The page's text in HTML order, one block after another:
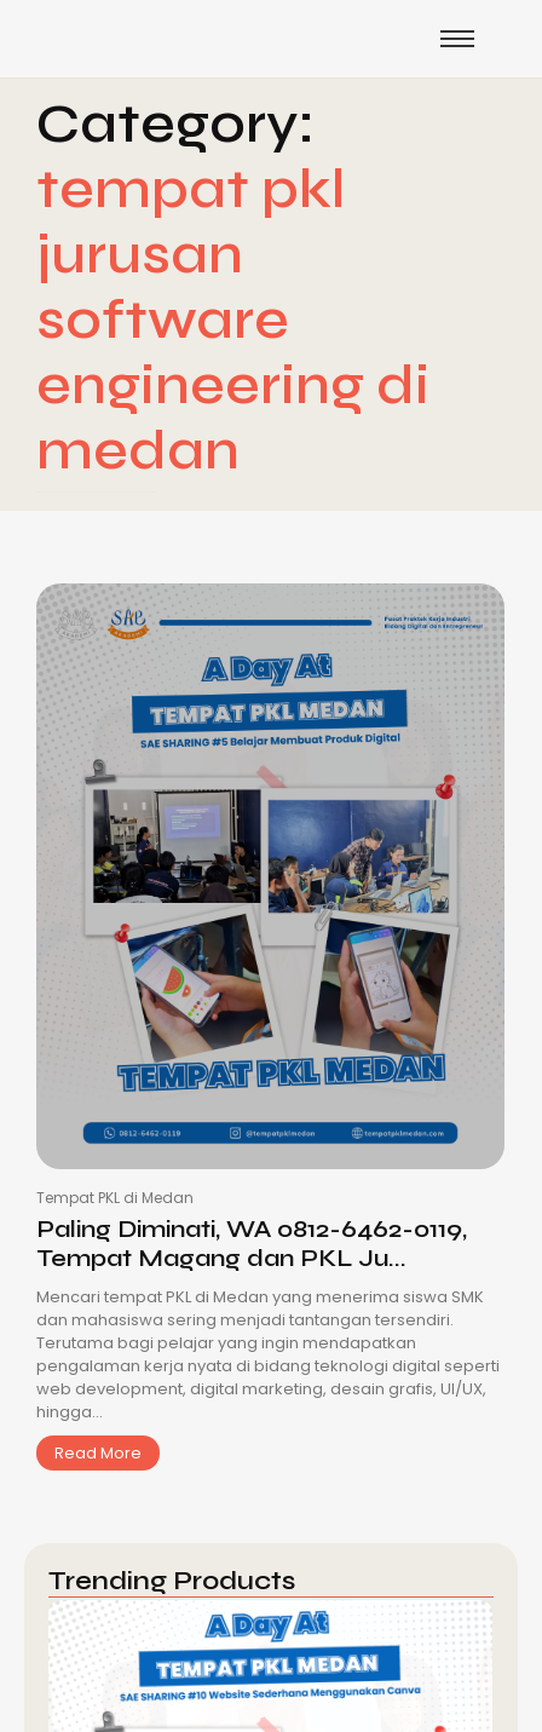
Category:
tempat pkl
jurusan
software
engineering di
medan
Tempat PKL di Medan
Paling Diminati, WA 0812-6462-0119,
Tempat Magang dan PKL Ju...
Mencari tempat PKL di Medan yang menerima siswa SMK
dan mahasiswa sering menjadi tantangan tersendiri.
Terutama bagi pelajar yang ingin mendapatkan
pengalaman kerja nyata di bidang teknologi digital seperti
web development, digital marketing, desain grafis, UI/UX,
hingga...
Read More
Trending Products